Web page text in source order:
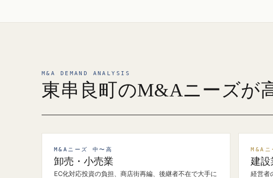
M&A DEMAND ANALYSIS
東串良町のM&Aニーズが
M&Aニーズ 中〜高
卸売・小売業
EC化対応投資の負担、商店街再編、後継者不在で大手に
M&A
建設
経営者